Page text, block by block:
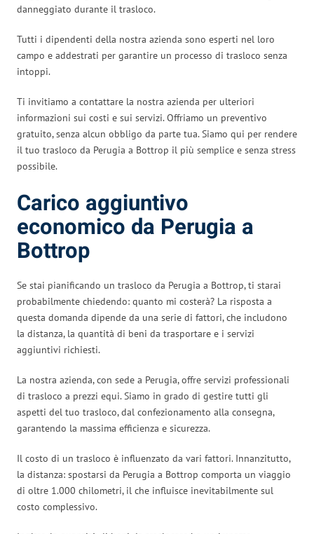
danneggiato durante il trasloco.
Tutti i dipendenti della nostra azienda sono esperti nel loro
campo e addestrati per garantire un processo di trasloco senza
intoppi.
Ti invitiamo a contattare la nostra azienda per ulteriori
informazioni sui costi e sui servizi. Offriamo un preventivo
gratuito, senza alcun obbligo da parte tua. Siamo qui per rendere
il tuo trasloco da Perugia a Bottrop il più semplice e senza stress
possibile.
Carico aggiuntivo
economico da Perugia a
Bottrop
Se stai pianificando un trasloco da Perugia a Bottrop, ti starai
probabilmente chiedendo: quanto mi costerà? La risposta a
questa domanda dipende da una serie di fattori, che includono
la distanza, la quantità di beni da trasportare e i servizi
aggiuntivi richiesti.
La nostra azienda, con sede a Perugia, offre servizi professionali
di trasloco a prezzi equi. Siamo in grado di gestire tutti gli
aspetti del tuo trasloco, dal confezionamento alla consegna,
garantendo la massima efficienza e sicurezza.
Il costo di un trasloco è influenzato da vari fattori. Innanzitutto,
la distanza: spostarsi da Perugia a Bottrop comporta un viaggio
di oltre 1.000 chilometri, il che influisce inevitabilmente sul
costo complessivo.